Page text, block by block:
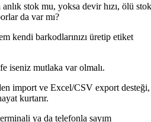
anlık stok mu, yoksa devir hızı, ölü
da var mı?
kendi barkodlarınızı üretip etiket
iseniz mutlaka var olmalı.
import ve Excel/CSV export desteği,
kurtarır.
ya da telefonla sayım